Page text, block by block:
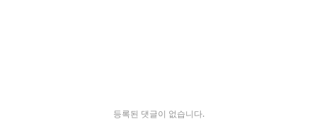
등록된 댓글이 없습니다.